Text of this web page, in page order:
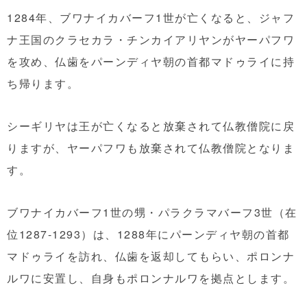
1284年、ブワナイカバーフ1世が亡くなると、ジャフ
ナ王国のクラセカラ・チンカイアリヤンがヤーパフワ
を攻め、仏歯をパーンディヤ朝の首都マドゥライに持
ち帰ります。
シーギリヤは王が亡くなると放棄されて仏教僧院に戻
りますが、ヤーパフワも放棄されて仏教僧院となりま
す。
ブワナイカバーフ1世の甥・パラクラマバーフ3世（在
位1287-1293）は、1288年にパーンディヤ朝の首都
マドゥライを訪れ、仏歯を返却してもらい、ポロンナ
ルワに安置し、自身もポロンナルワを拠点とします。